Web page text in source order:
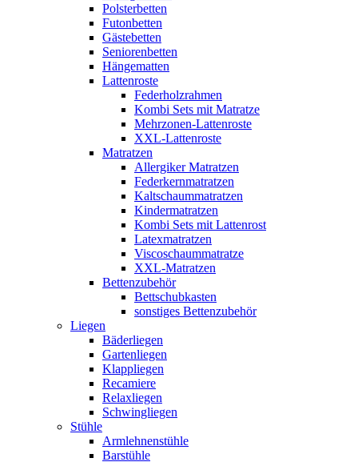
Polsterbetten
Futonbetten
Gästebetten
Seniorenbetten
Hängematten
Lattenroste
Federholzrahmen
Kombi Sets mit Matratze
Mehrzonen-Lattenroste
XXL-Lattenroste
Matratzen
Allergiker Matratzen
Federkernmatratzen
Kaltschaummatratzen
Kindermatratzen
Kombi Sets mit Lattenrost
Latexmatratzen
Viscoschaummatratze
XXL-Matratzen
Bettenzubehör
Bettschubkasten
sonstiges Bettenzubehör
Liegen
Bäderliegen
Gartenliegen
Klappliegen
Recamiere
Relaxliegen
Schwingliegen
Stühle
Armlehnenstühle
Barstühle